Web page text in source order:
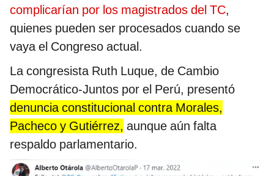
complicarían por los magistrados del TC,
quienes pueden ser procesados cuando se
vaya el Congreso actual.
La congresista Ruth Luque, de Cambio
Democrático-Juntos por el Perú, presentó
denuncia constitucional contra Morales,
Pacheco y Gutiérrez, aunque aún falta
respaldo parlamentario.